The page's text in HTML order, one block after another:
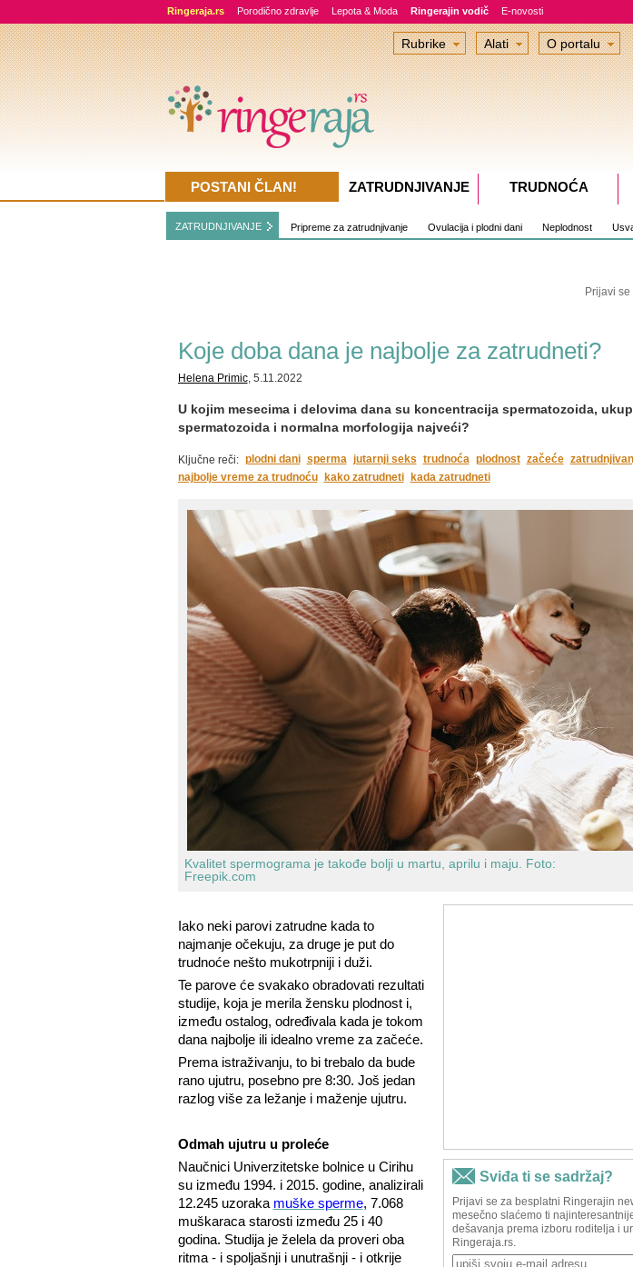
Ringeraja.rs Porodično zdravlje Lepota & Moda Ringerajin vodič E-novosti
ZATRUDNJIVANJE Pripreme za zatrudnjivanje Ovulacija i plodni dani Neplodnost
Prijavi
Koje doba dana je najbolje za zatrudneti?
Helena Primic, 5.11.2022
U kojim mesecima i delovima dana su koncentracija spermatozoida,
spermatozoida i normalna morfologija najveći?
Ključne reči: plodni dani sperma jutarnji seks trudnoća plodnost začeće
najbolje vreme za trudnoću
kako zatrudneti kada zatrudneti
Kvalitet spermograma je takođe bolji u martu, aprilu i maju. Foto:
Freepik.com
Iako neki parovi zatrudne kada to
najmanje očekuju, za druge je put do
trudnoće nešto mukotrpniji i duži.
Te parove će svakako obradovati rezultati
studije, koja je merila žensku plodnost i,
između ostalog, određivala kada je tokom
dana najbolje ili idealno vreme za začeće.
Prema istraživanju, to bi trebalo da bude
rano ujutru, posebno pre 8:30. Još jedan
razlog više za ležanje i maženje ujutru.
Odmah ujutru u proleće
Naučnici Univerzitetske bolnice u Cirihu
su između 1994. i 2015. godine, analizirali
12.245 uzoraka muške sperme, 7.068
muškaraca starosti između 25 i 40
godina. Studija je želela da proveri oba
ritma - i spoljašnji i unutrašnji - i otkrije
Rubrike Alati O portalu
POSTANI ČLAN! ZATRUDNJIVANJE TRUDNOĆA